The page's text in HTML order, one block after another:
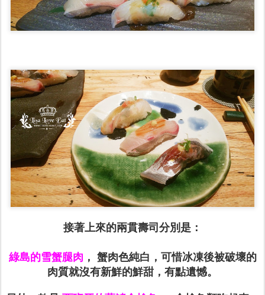
接著上來的兩貫壽司分別是：
綠島的雪蟹腿肉 ， 蟹肉色純白，可惜冰凍後被破壞的
肉質就沒有新鮮的鮮甜，有點遺憾。